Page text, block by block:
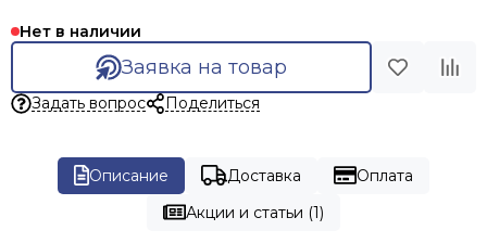
Нет в наличии
Заявка на товар
Задать вопрос Поделиться
Описание Доставка
Оплата
Акции и статьи (1)